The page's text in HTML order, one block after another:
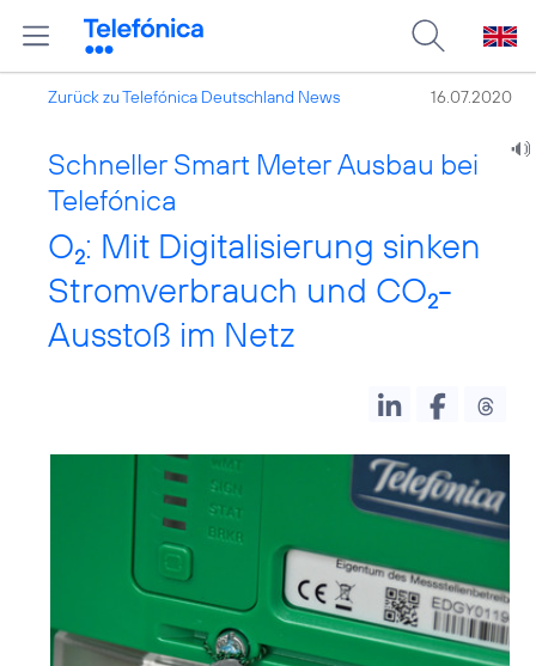
Zurück zu Telefónica Deutschland News 16.07.2020
Schneller Smart Meter Ausbau bei
Telefónica
O2: Mit Digitalisierung sinken
Stromverbrauch und CO2-
Ausstoß im Netz